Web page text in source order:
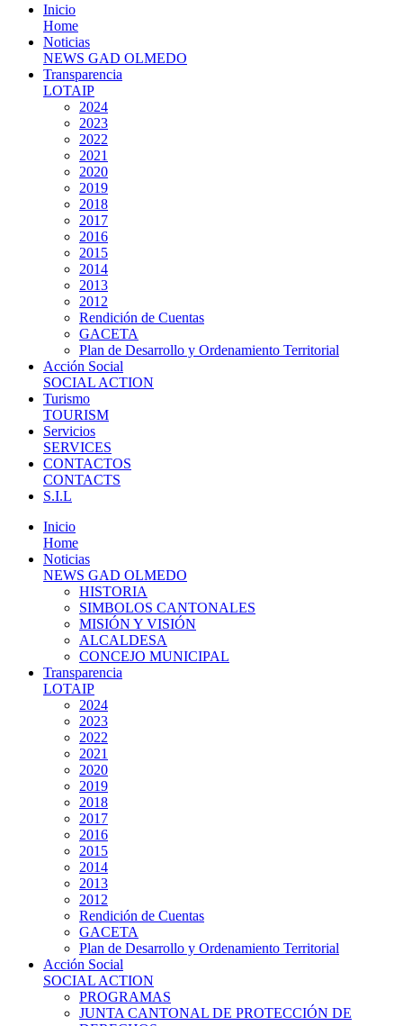
Inicio
Home
Noticias
NEWS GAD OLMEDO
Transparencia
LOTAIP
2024
2023
2022
2021
2020
2019
2018
2017
2016
2015
2014
2013
2012
Rendición de Cuentas
GACETA
Plan de Desarrollo y Ordenamiento Territorial
Acción Social
SOCIAL ACTION
Turismo
TOURISM
Servicios
SERVICES
CONTACTOS
CONTACTS
S.I.L
Inicio
Home
Noticias
NEWS GAD OLMEDO
HISTORIA
SIMBOLOS CANTONALES
MISIÓN Y VISIÓN
ALCALDESA
CONCEJO MUNICIPAL
Transparencia
LOTAIP
2024
2023
2022
2021
2020
2019
2018
2017
2016
2015
2014
2013
2012
Rendición de Cuentas
GACETA
Plan de Desarrollo y Ordenamiento Territorial
Acción Social
SOCIAL ACTION
PROGRAMAS
JUNTA CANTONAL DE PROTECCIÓN DE